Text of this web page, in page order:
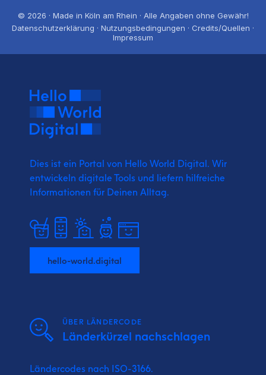
© 2026 · Made in Köln am Rhein · Alle Angaben ohne Gewähr!
Datenschutzerklärung · Nutzungsbedingungen · Credits/Quellen ·
Impressum
Dies ist ein Portal von Hello World Digital. Wir
entwickeln digitale Tools und liefern hilfreiche
Informationen für Deinen Alltag.
hello-world.digital
ÜBER LÄNDERCODE
Länderkürzel nachschlagen
Ländercodes nach ISO-3166.